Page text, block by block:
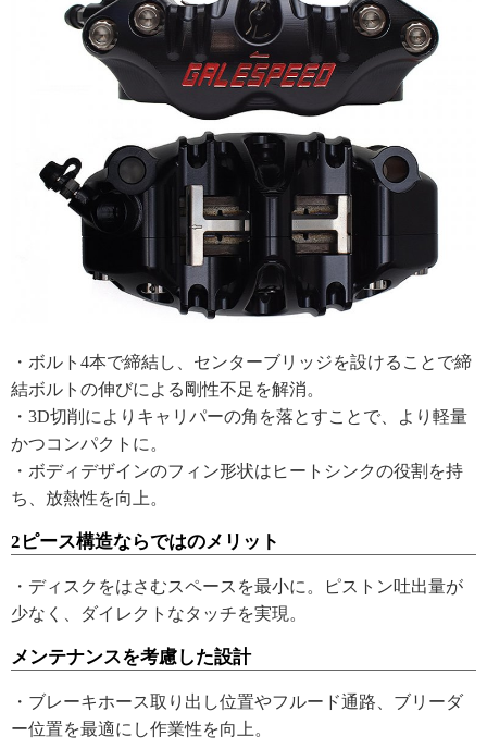
・ボルト4本で締結し、センターブリッジを設けることで締
結ボルトの伸びによる剛性不足を解消。
・3D切削によりキャリパーの角を落とすことで、より軽量
かつコンパクトに。
・ボディデザインのフィン形状はヒートシンクの役割を持
ち、放熱性を向上。
2ピース構造ならではのメリット
・ディスクをはさむスペースを最小に。ピストン吐出量が
少なく、ダイレクトなタッチを実現。
メンテナンスを考慮した設計
・ブレーキホース取り出し位置やフルード通路、ブリーダ
ー位置を最適にし作業性を向上。